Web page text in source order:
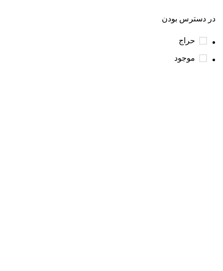
در دسترس بودن
حراج
موجود